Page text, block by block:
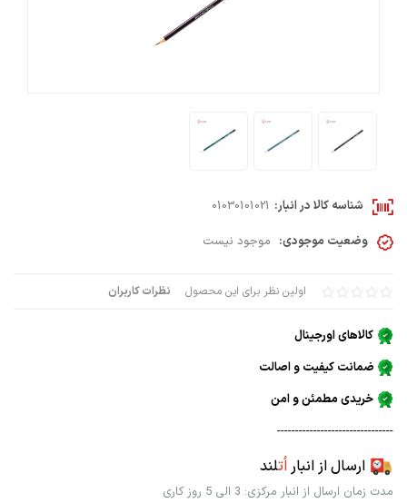
اولین نظر برای این محصول نظرات کاربران
کالاهای اورجینال
ضمانت کیفیت و اصالت
خریدی مطمئن و امن
--------------------------------
ارسال از انباراُتلند
مدت زمان ارسال از انبار مرکزی: 3 الی 5 روز کاری
شناسه کالا در انبار: 01030101021
وضعیت موجودی: موجود نیست